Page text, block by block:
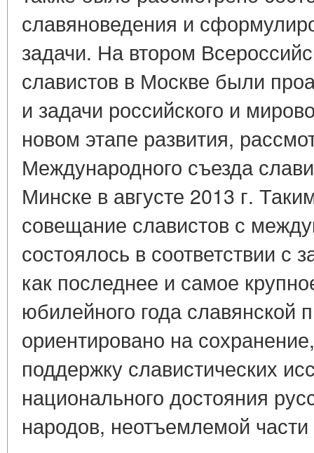
славяноведения и
задачи. На втором
славистов в Москве были
и задачи российского и
новом этапе развития,
Международного съезда
Минске в августе 2013 г.
совещание славистов с
состоялось в соответствии с
как последнее и самое
юбилейного года
ориентировано на
поддержку славистических
национального достояния
народов, неотъемлемой